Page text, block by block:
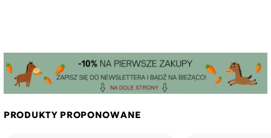
PRODUKTY PROPONOWANE